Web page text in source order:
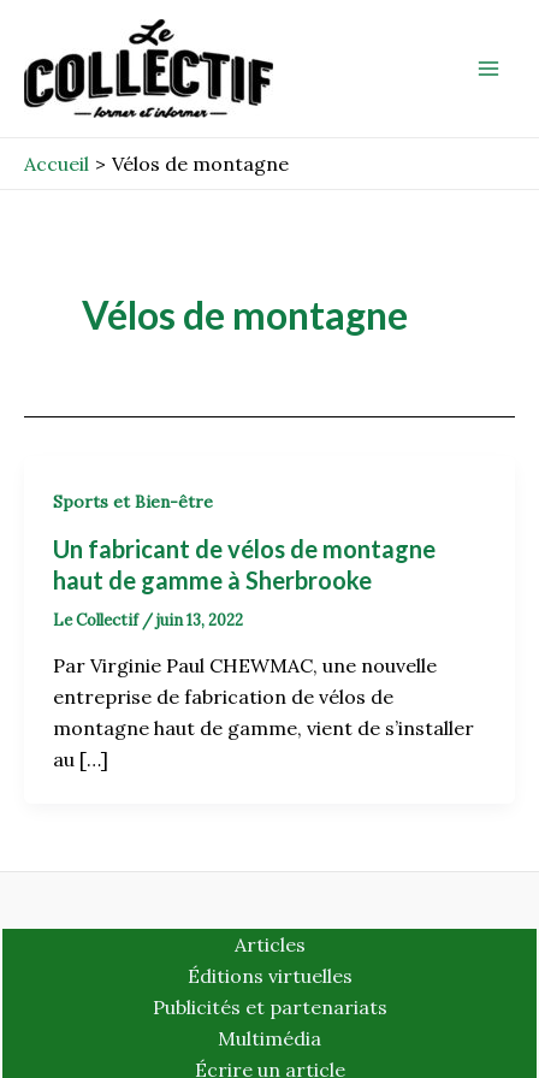
contenu
Accueil Vélos de montagne
Vélos de montagne
Sports et Bien-être
Un fabricant de vélos de montagne
haut de gamme à Sherbrooke
Le Collectif /juin 13, 2022
Par Virginie Paul CHEWMAC, une nouvelle
entreprise de fabrication de vélos de
montagne haut de gamme, vient de s’installer
au […]
Articles
Éditions virtuelles
Publicités et partenariats
Multimédia
Écrire un article